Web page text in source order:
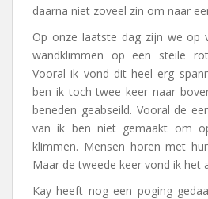
daarna niet zoveel zin om naar
Op onze laatste dag zijn we op
wandklimmen op een steile
Vooral ik vond dit heel erg
ben ik toch twee keer naar
beneden geabseild. Vooral de
van ik ben niet gemaakt om
klimmen. Mensen horen met
Maar de tweede keer vond ik het
Kay heeft nog een poging